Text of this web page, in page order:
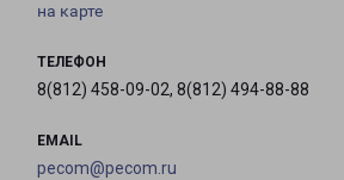
на карте
ТЕЛЕФОН
8(812) 458-09-02, 8(812) 494-88-88
EMAIL
pecom@pecom.ru